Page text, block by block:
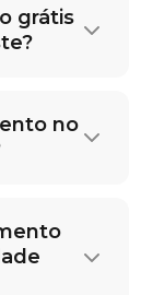
grátis
no